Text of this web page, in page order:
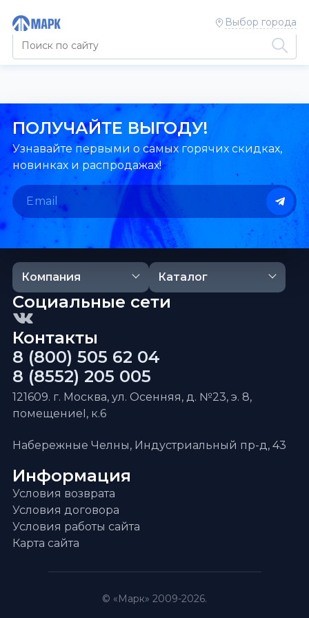
Выбор города
ПОЛУЧАЙТЕ ВЫГОДУ!
Узнавайте первыми о самых горячих скидках,
новинках и распродажах!
Компания Каталог
Информация
Условия возврата
Условия договора
Условия работы сайта
Карта сайта
Контакты
8 (800) 505 62 04
8 (8552) 205 005
121609. г. Москва, ул. Осенняя, д. №23, э. 8,
помещениеI, к.6
Набережные Челны, Индустриальный пр-д, 43
Социальные сети
© «Марк» 2009-2026.